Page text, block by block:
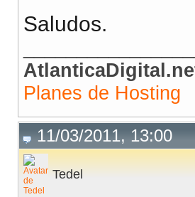
Saludos.
Planes de Hosting
11/03/2011, 13:00
Tedel